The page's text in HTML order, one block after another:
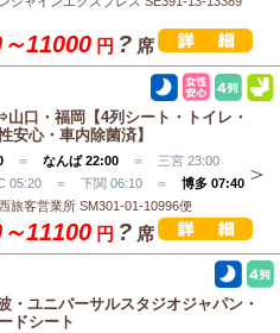
11000 円 ? 席
・福岡【4列シート・トイレ・
安心・車内除菌済】
＝ なんば 22:00 ＝ 三宮 23:00
05:20 ＝ 下関 06:10 ＝ 博多 07:40
客営業所 SM301-01-10996便
11100 円 ? 席
ユニバーサルスタジオジャパン・
ドシート